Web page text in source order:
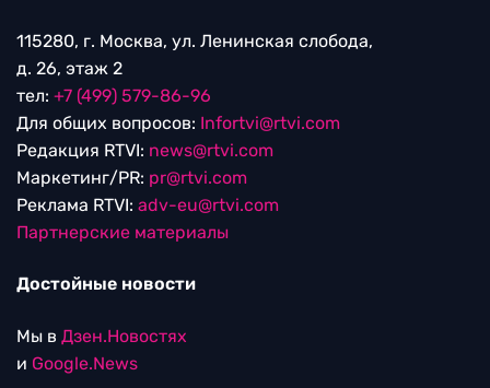
115280, г. Москва, ул. Ленинская слобода,
д. 26, этаж 2
тел: +7 (499) 579-86-96
Для общих вопросов: Infortvi@rtvi.com
Редакция RTVI: news@rtvi.com
Маркетинг/PR: pr@rtvi.com
Реклама RTVI: adv-eu@rtvi.com
Партнерские материалы
Достойные новости
Мы в Дзен.Новостях
и Google.News